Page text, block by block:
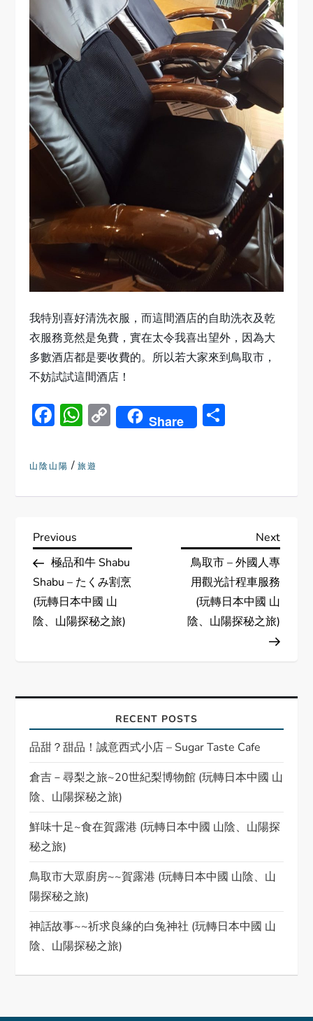
我特別喜好清洗衣服，而這間酒店的自助洗衣及乾
衣服務竟然是免費，實在太令我喜出望外，因為大
多數酒店都是要收費的。所以若大家來到鳥取市，
不妨試試這間酒店！
Facebook
WhatsApp
Copy
Link
Share
山陰山陽 /旅遊
P
o
s
a
v
i
g
a
t
i
o
n
Previous
Post
Previous
極品和牛 Shabu
Shabu – たくみ割烹
(玩轉日本中國 山
陰、山陽探秘之旅)
Next
Post
Next
鳥取市 – 外國人專
用觀光計程車服務
(玩轉日本中國 山
陰、山陽探秘之旅)
RECENT POSTS
品甜？甜品！誠意西式小店 – Sugar Taste Cafe
倉吉－尋梨之旅~20世紀梨博物館 (玩轉日本中國 山
陰、山陽探秘之旅)
鮮味十足~食在賀露港 (玩轉日本中國 山陰、山陽探
秘之旅)
鳥取市大眾廚房~~賀露港 (玩轉日本中國 山陰、山
陽探秘之旅)
神話故事~~祈求良緣的白兔神社 (玩轉日本中國 山
陰、山陽探秘之旅)